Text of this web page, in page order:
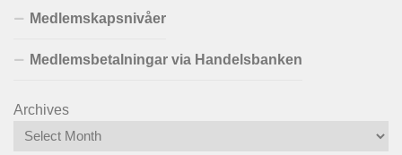
Medlemskapsnivåer
Medlemsbetalningar via Handelsbanken
Archives